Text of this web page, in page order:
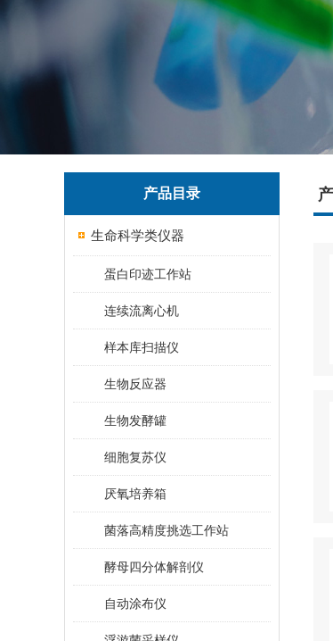
产品目录
生命科学类仪器
蛋白印迹工作站
连续流离心机
样本库扫描仪
生物反应器
生物发酵罐
细胞复苏仪
厌氧培养箱
菌落高精度挑选工作站
酵母四分体解剖仪
自动涂布仪